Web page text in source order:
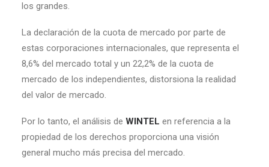
los grandes.
La declaración de la cuota de mercado por parte de
estas corporaciones internacionales, que representa el
8,6% del mercado total y un 22,2% de la cuota de
mercado de los independientes, distorsiona la realidad
del valor de mercado.
Por lo tanto, el análisis de WINTEL en referencia a la
propiedad de los derechos proporciona una visión
general mucho más precisa del mercado.